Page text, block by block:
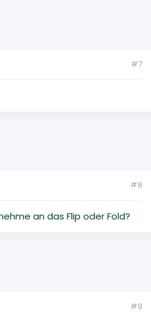
#7
#8
an das Flip oder Fold?
#9